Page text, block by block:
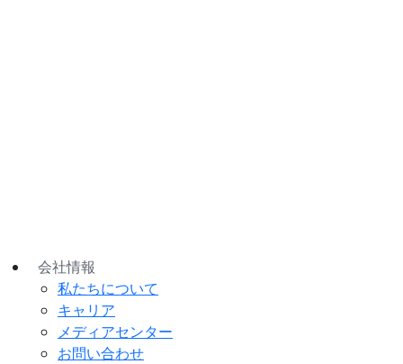
会社情報
私たちについて
キャリア
メディアセンター
お問い合わせ